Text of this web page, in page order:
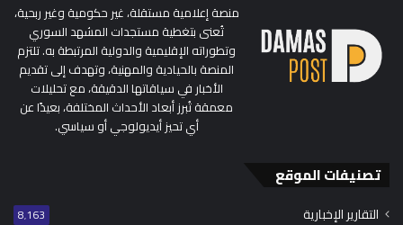
منصة إعلامية مستقلة، غير حكومية وغير ربحية،
تُعنى بتغطية مستجدات المشهد السوري
وتطوراته الإقليمية والدولية المرتبطة به. تلتزم
المنصة بالحيادية والمهنية، وتهدف إلى تقديم
الأخبار في سياقاتها الدقيقة، مع تحليلات
معمقة تُبرز أبعاد الأحداث المختلفة، بعيدًا عن
أي تحيز أيديولوجي أو سياسي.
تصنيفات الموقع
التقارير الإخبارية 8٬163